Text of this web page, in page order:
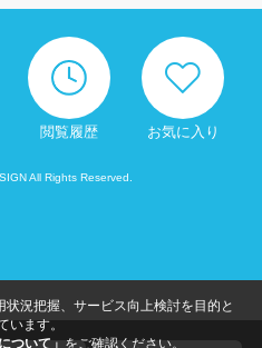
閲覧履歴 お気に入り
All Rights Reserved.
況把握、サービス向上検討を目的と
います。
ついて」 をご確認ください。